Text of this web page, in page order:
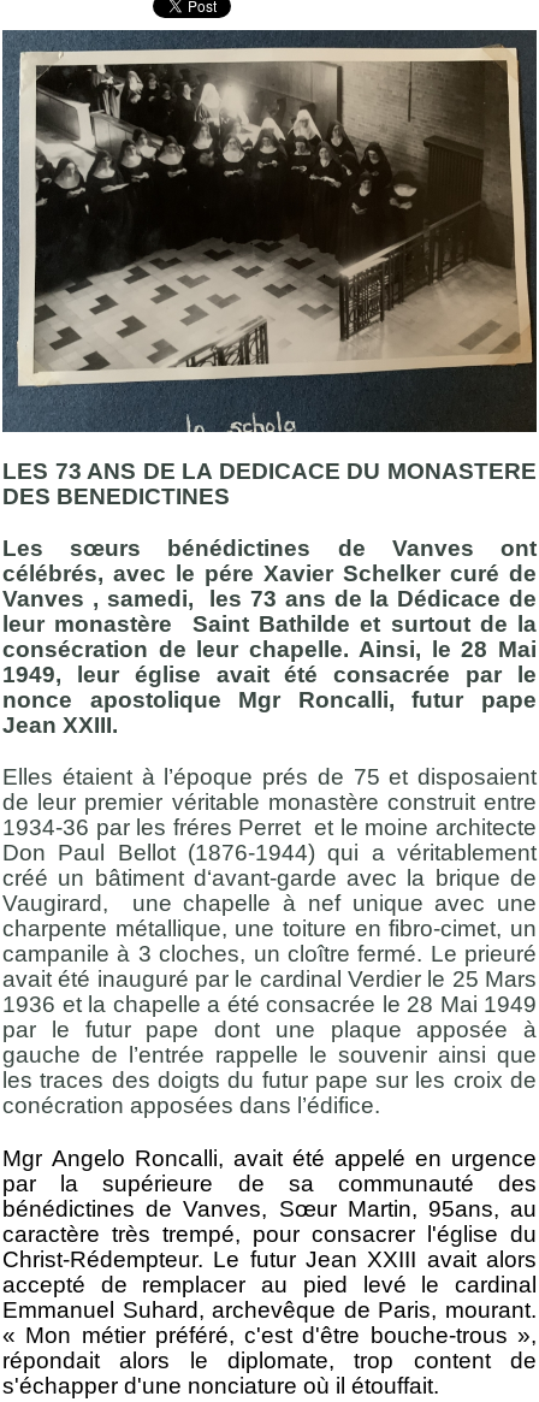
LES 73 ANS DE LA DEDICACE DU MONASTERE
DES BENEDICTINES
Les sœurs bénédictines de Vanvesont
célébrés, avec le pére Xavier Schelker curé de
Vanves , samedi,
les 73 ans de la Dédicace de
leur monastère Saint Bathilde et surtout de la
consécration de leur chapelle. Ainsi, le 28 Mai
1949, leur église avaitété consacrée par le
nonce apostolique Mgr Roncalli, futur pape
Jean XXIII.
Elles étaient à l’époque prés de 75 et disposaient
de leur premier véritable monastère construit entre
1934-36 par les fréres Perret et le moine architecte
Don Paul Bellot (1876-1944) qui a véritablement
créé un bâtiment d‘avant-garde avec la brique de
Vaugirard, une chapelle à nef unique avec une
charpente métallique, une toiture en fibro-cimet, un
campanile à 3 cloches, un cloître fermé. Le prieuré
avait été inauguré par le cardinal Verdier le 25 Mars
1936 et la chapelle a été consacrée le 28 Mai 1949
par le futur pape dont une plaque apposée à
gauche de l’entrée rappelle le souvenir ainsi que
les traces des doigts du futur pape sur les croix de
conécration apposées dans l’édifice.
Mgr Angelo Roncalli, avait été appelé en urgence
par la supérieure de sa communauté des
bénédictines de Vanves, Sœur Martin, 95ans, au
caractère très trempé, pour consacrer l'église du
Christ-Rédempteur. Le futur Jean XXIII avait alors
accepté de remplacer au pied levé le cardinal
Emmanuel Suhard, archevêque de Paris, mourant.
« Mon métier préféré, c'est d'être bouche-trous »,
répondait alors le diplomate, trop content de
s'échapper d'une nonciature où il étouffait.